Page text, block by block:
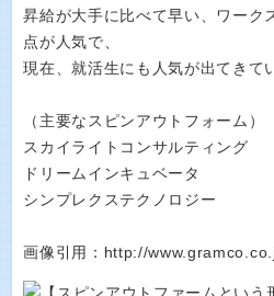
昇給が大手に比べて早い、ワーク
点が人気で、
現在、就活生にも人気が出てきて
（主要なスピンアウトフォーム）
スカイライトコンサルティング
ドリームインキュベータ
シンプレクステクノロジー
画像引用：http://